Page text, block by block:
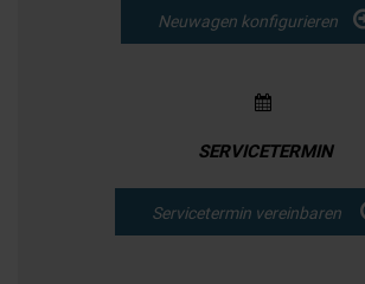
Neuwagen konfigurieren
SERVICETERMIN
Servicetermin vereinbaren